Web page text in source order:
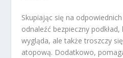
Skupiając się na
odnaleźć bezpieczny
wygląda, ale także troszczy
atopową. Dodatkowo,